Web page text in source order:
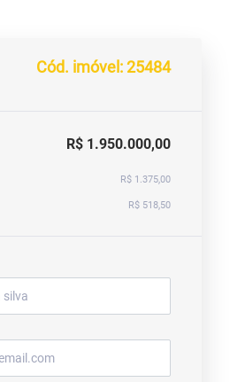
Cód. imóvel: 25484
R$ 1.950.000,00
R$ 1.375,00
R$ 518,50